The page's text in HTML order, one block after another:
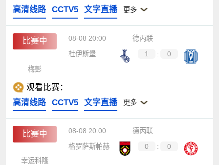
高清线路
CCTV5 文字直播 更多
比赛中 08-08 20:00
德丙联
杜伊斯堡
1 :
0
梅彭
观看比赛：
高清线路
CCTV5 文字直播 更多
比赛中 08-08 20:00
德丙联
格罗萨斯帕赫
0 :
0
幸运科隆